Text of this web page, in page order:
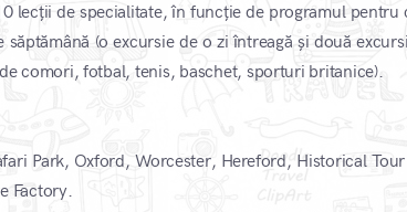
lecții de specialitate, în funcție de programul pentru
(o excursie de o zi întreagă și două
comori, fotbal, tenis, baschet, sporturi britanice).
Park, Oxford, Worcester, Hereford, Historical Tour
Factory.